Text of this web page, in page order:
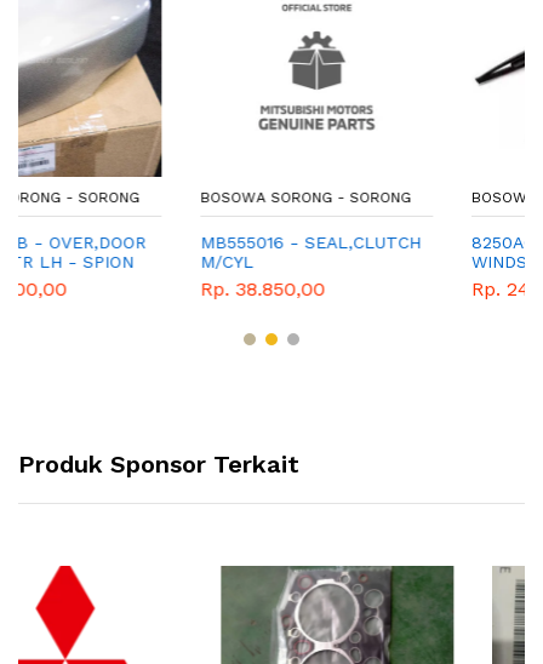
BOSOWA SORONG - SORONG
MB555016 - SEAL,CLUTCH
M/CYL
Rp. 38.850,00
BOSOWA SORONG - SORONG
8250A004 - BLADE ASSY,
WINDSHIELD WIPER,
Rp. 244.200,00
Produk Sponsor Terkait